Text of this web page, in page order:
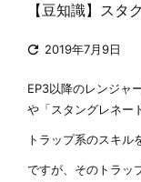
【豆知識】スタ
 2019年7月9日
EP3以降のレンジャ
や「スタングレネー
トラップ系のスキル
ですが、そのトラッ